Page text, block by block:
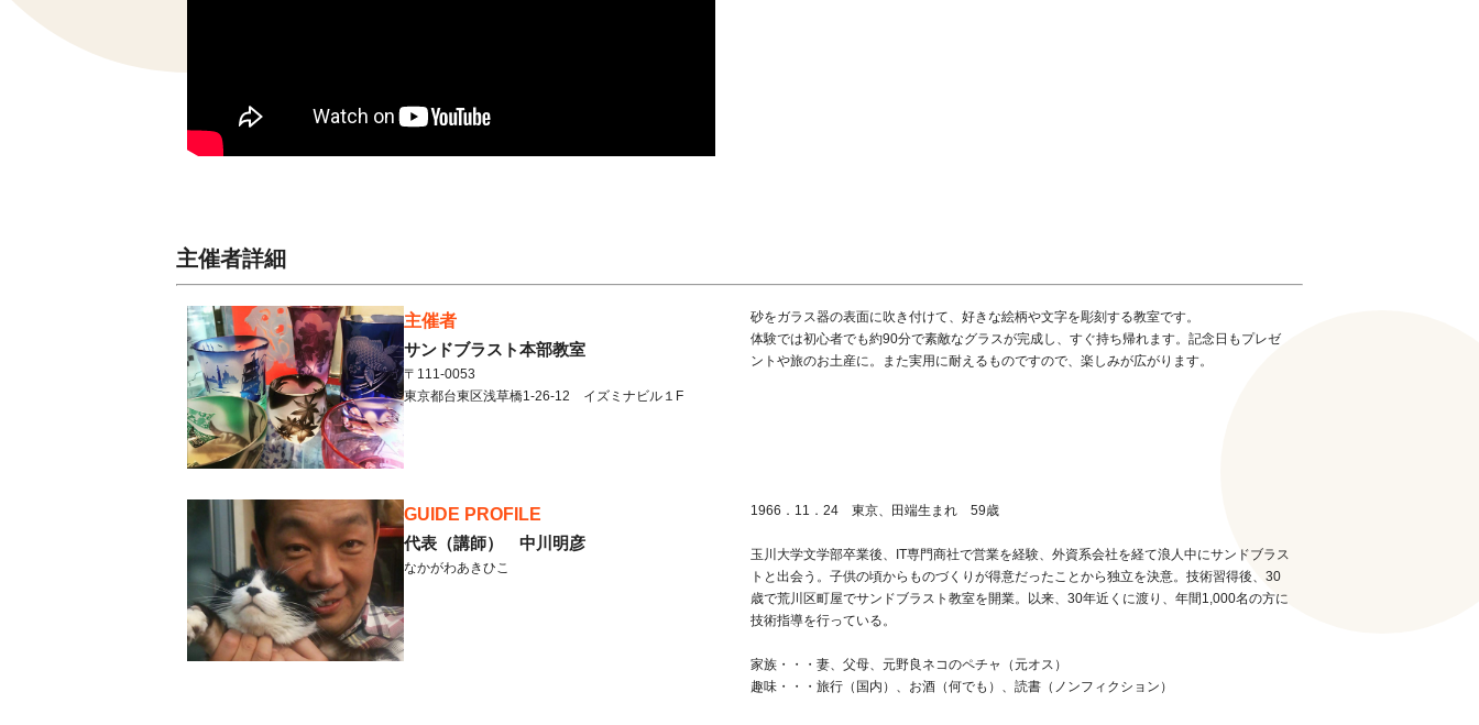
主催者詳細
主催者
サンドブラスト本部教室
〒111-0053
東京都台東区浅草橋1-26-12 イズミナビル１F
砂をガラス器の表面に吹き付けて、好きな絵柄や文字を彫刻する教室です。
体験では初心者でも約90分で素敵なグラスが完成し、すぐ持ち帰れます。記念日もプレゼ
ントや旅のお土産に。また実用に耐えるものですので、楽しみが広がります。
GUIDE PROFILE
代表（講師） 中川明彦
なかがわあきひこ
1966．11．24 東京、田端生まれ 59歳
玉川大学文学部卒業後、IT専門商社で営業を経験、外資系会社を経て浪人中にサンドブラス
トと出会う。子供の頃からものづくりが得意だったことから独立を決意。技術習得後、30
歳で荒川区町屋でサンドブラスト教室を開業。以来、30年近くに渡り、年間1,000名の方に
技術指導を行っている。
家族・・・妻、父母、元野良ネコのペチャ（元オス）
趣味・・・旅行（国内）、お酒（何でも）、読書（ノンフィクション）